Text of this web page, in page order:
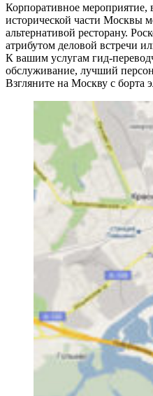
Корпоративное
исторической части Москвы
альтернативой ресторану.
атрибутом деловой встречи
К вашим услугам гид-
обслуживание, лучший
Взгляните на Москву с борта